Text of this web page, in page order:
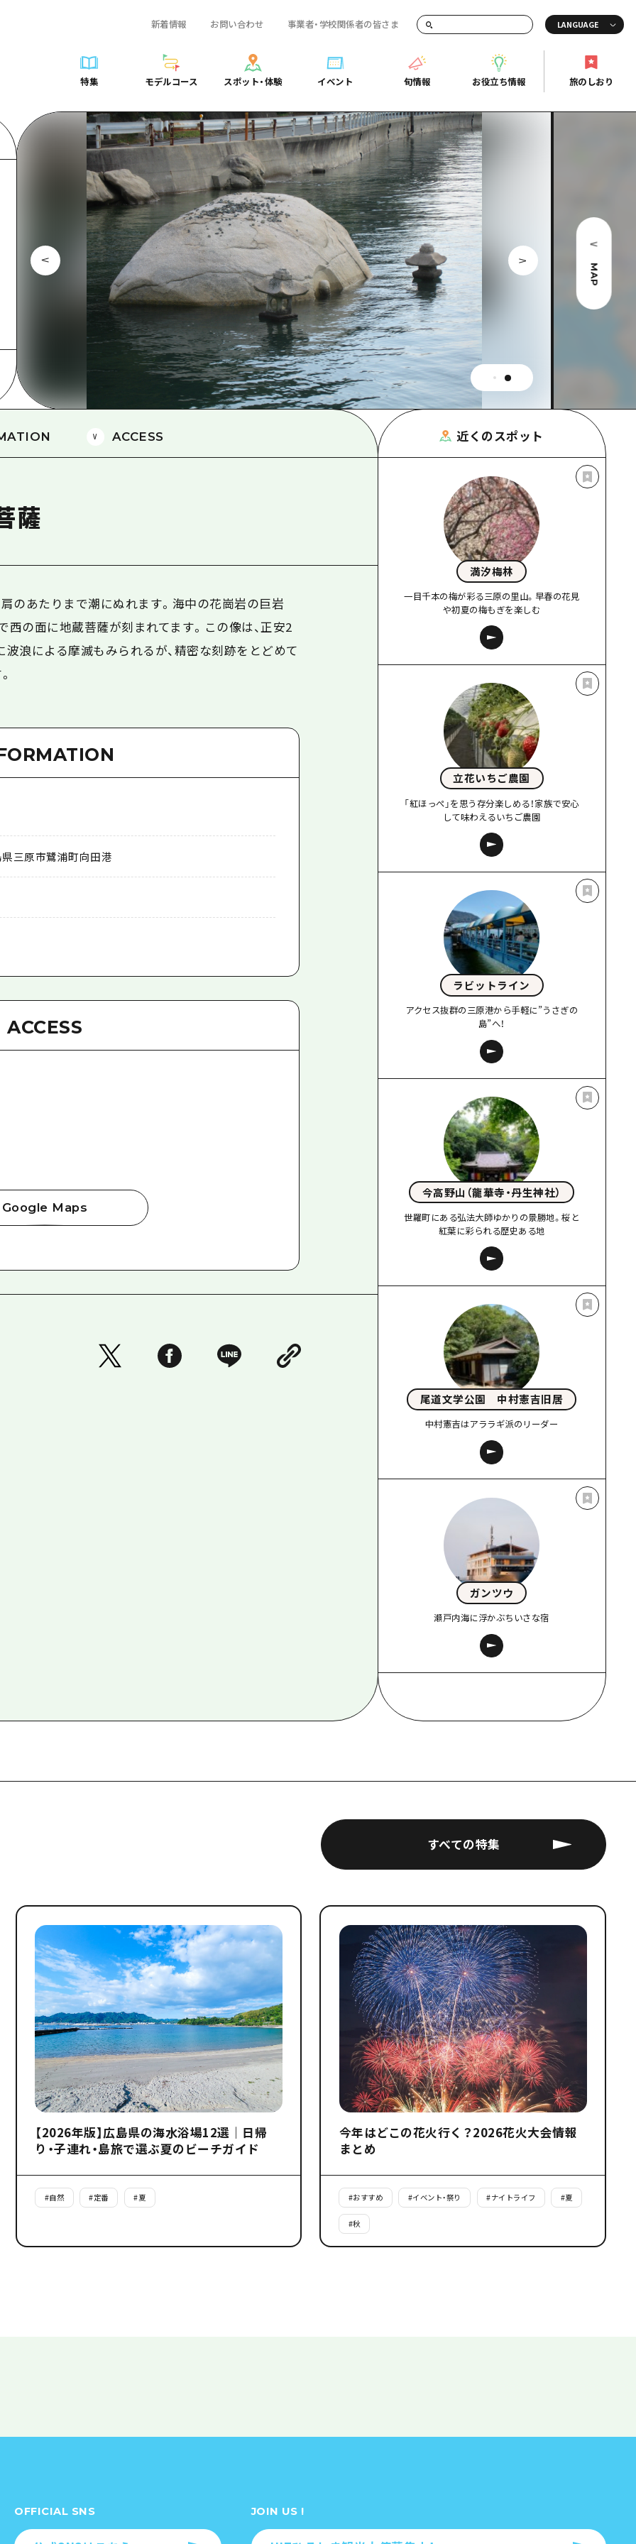
新着情報 お問い合わせ 事業者・学校関係者の皆さま
特集
サイクリング
ショッピング
スポーツ
ナイトライフ
世界遺産
学び・体験
定番
歴史・文化
癒し
自然
モデルコース
モデルコース一覧
Dive! Hiroshima 公式ガイド
広島もしもトラベル
あたらしい非日常
広島市周辺
安芸
備後
備北
芸北
宮島周辺
山口県東部
弾丸
日帰り
半日
1泊2日
2泊3日
スポット・体験
スポット・体験一覧
広島市周辺
安芸
備後
備北
芸北
宮島周辺
山口県東部
愛媛県
島根県
イベント
旬情報
お役立ち情報
お役立ち情報一覧
二次交通まとめ
施設の混雑状況のお知らせ
お得な周遊チケット
手荷物預かり・配送サービス
広島おもてなしパス
HIROSHIMA FREE Wi-Fi
観光案内所
広島県を訪れる外国人旅行者向け情報一覧
ボランティアガイド
ユニバーサルツーリズム
ガイドブック
広島県の魅力を動画でご紹介！
よくあるご質問
メディア掲載情報
フォトダウンロード
関連リンク
旅のしおり
世界遺産
歴史・文化
自然
芸北
宮島周辺
山口県東部
半日
2泊3日
備後
芸北
宮島周辺
山口県東部
愛媛県
島根県
HIROSHIMA FREE Wi-Fi
ボランティアガイド
ユニバーサルツーリズム
広島県の魅力を動画でご紹介！
よくあるご質問
フォトダウンロード
関連リンク
MAP
ACCESS
薩
のあたりまで潮にぬれます。海中の花崗岩の巨岩
西の面に地蔵菩薩が刻まれてます。この像は、正安2
浪による摩滅もみられるが、精密な刻跡をとどめて
三原市鷺浦町向田港
ACCESS
Google Maps
近くのスポット
満汐梅林
一目千本の梅が彩る三原の里山。早春の花見
や初夏の梅もぎを楽しむ
立花いちご農園
「紅ほっぺ」を思う存分楽しめる！家族で安心
して味わえるいちご農園
ラビットライン
アクセス抜群の三原港から手軽に”うさぎの
島”へ！
今高野山（龍華寺・丹生神社）
世羅町にある弘法大師ゆかりの景勝地。桜と
紅葉に彩られる歴史ある地
尾道文学公園 中村憲吉旧居
中村憲吉はアララギ派のリーダー
ガンツウ
瀬戸内海に浮かぶちいさな宿
すべての特集
【2026年版】広島県の海水浴場12選｜日帰
り・子連れ・島旅で選ぶ夏のビーチガイド
#自然 #定番 #夏
今年はどこの花火行く？2026花火大会情報
まとめ
#おすすめ #イベント・祭り #ナイトライフ #夏
#秋
OFFICIAL SNS JOIN US !